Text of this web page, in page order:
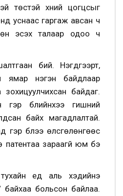
төстэй хүний цогцсыг
уснаас гаргаж авсан ч
эсэх талаар одоо ч
бий. Нэгдүгээрт,
ямар нэгэн байдлаар
зохицуулчихсан байдаг.
бүлийнхээ гишүүний
байх магадлалтай.
гэр бүлээ өлсгөлөнгөөс
зараагүй юм бэ
үед аль хэдийнэ
байхаа больсон байлаа.